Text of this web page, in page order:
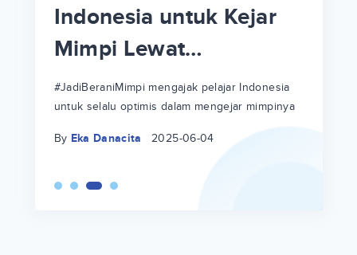
Indonesia untuk Kejar
Mimpi Lewat
#JadiBeraniMimpi
#JadiBeraniMimpi mengajak pelajar Indonesia
untuk selalu optimis dalam mengejar mimpinya
By Eka Danacita 2025-06-04